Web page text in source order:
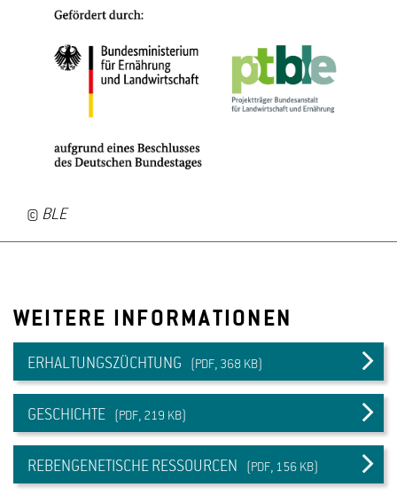
© BLE
WEITERE INFORMATIONEN
ERHALTUNGSZÜCHTUNG (PDF, 368 KB)
GESCHICHTE (PDF, 219 KB)
REBENGENETISCHE RESSOURCEN (PDF, 156 KB)